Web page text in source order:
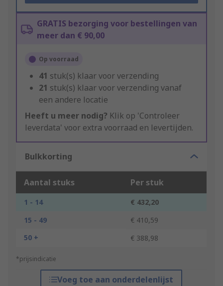
GRATIS bezorging voor bestellingen van
meer dan € 90,00
Op voorraad
41 stuk(s) klaar voor verzending
21 stuk(s) klaar voor verzending vanaf
een andere locatie
Heeft u meer nodig? Klik op 'Controleer
leverdata' voor extra voorraad en levertijden.
Bulkkorting
Aantal stuks Per stuk
1 - 14
€ 432,20
15 - 49
€ 410,59
50 +
€ 388,98
*prijsindicatie
Voeg toe aan onderdelenlijst